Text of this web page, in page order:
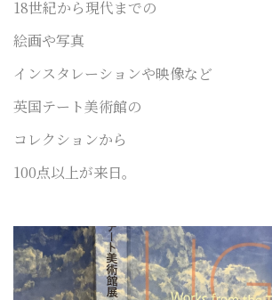
18世紀から現代までの
絵画や写真
インスタレーションや映像など
英国テート美術館の
コレクションから
100点以上が来日。